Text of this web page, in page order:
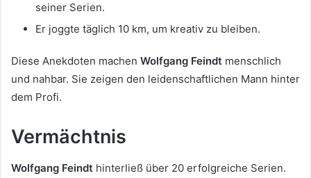
seiner Serien.
Er joggte täglich 10 km, um kreativ zu bleiben.
Diese Anekdoten machen Wolfgang Feindt menschlich
und nahbar. Sie zeigen den leidenschaftlichen Mann hinter
dem Profi.
Vermächtnis
Wolfgang Feindt hinterließ über 20 erfolgreiche Serien.